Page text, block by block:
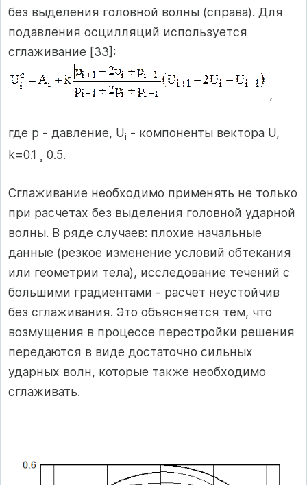
без выделения головной волны (справа). Для
подавления осцилляций используется
сглаживание [33]:
,
где p - давление, Ui - компоненты вектора U,
k=0.1 ¸ 0.5.
Сглаживание необходимо применять не только
при расчетах без выделения головной ударной
волны. В ряде случаев: плохие начальные
данные (резкое изменение условий обтекания
или геометрии тела), исследование течений с
большими градиентами - расчет неустойчив
без сглаживания. Это объясняется тем, что
возмущения в процессе перестройки решения
передаются в виде достаточно сильных
ударных волн, которые также необходимо
сглаживать.